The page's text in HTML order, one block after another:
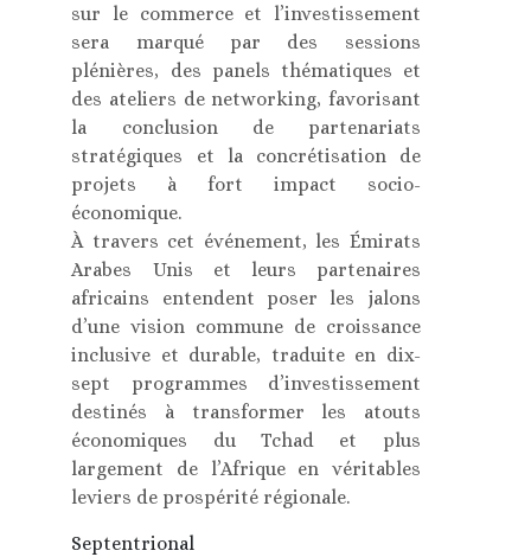
sur le commerce et l’investissement
sera marqué par des sessions
plénières, des panels thématiques et
des ateliers de networking, favorisant
la conclusion de partenariats
stratégiques et la concrétisation de
projets à fort impact socio-
économique.
À travers cet événement, les Émirats
Arabes Unis et leurs partenaires
africains entendent poser les jalons
d’une vision commune de croissance
inclusive et durable, traduite en dix-
sept programmes d’investissement
destinés à transformer les atouts
économiques du Tchad et plus
largement de l’Afrique en véritables
leviers de prospérité régionale.
Septentrional